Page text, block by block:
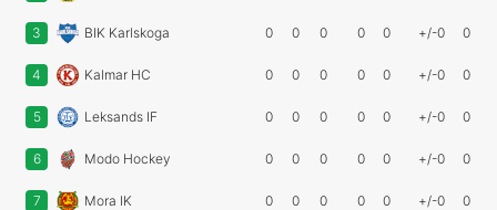
3 BIK Karlskoga 0 0 0 0 0 +/-0 0
4 Kalmar HC 0 0 0 0 0 +/-0 0
5 Leksands IF 0 0 0 0 0 +/-0 0
6 Modo Hockey 0 0 0 0 0 +/-0 0
7 Mora IK 0 0 0 0 0 +/-0 0